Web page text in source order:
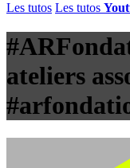
Les tutos Les tutos
ateliers